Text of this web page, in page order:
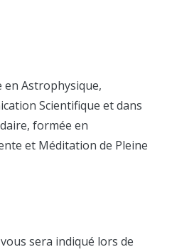
en Astrophysique,
Scientifique et dans
formée en
et Méditation de Pleine
sera indiqué lors de